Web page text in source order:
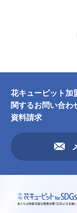
花キューピット加
関するお問い合わ
資料請求